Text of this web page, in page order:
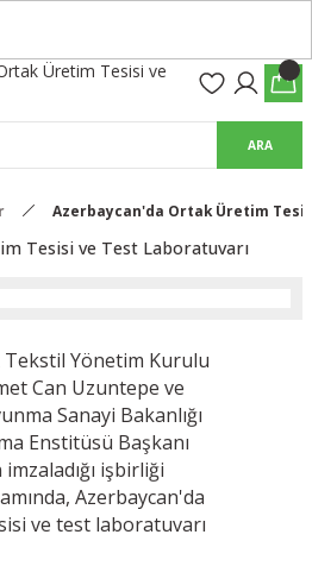
ARA
Azerbaycan'da Ortak Üretim
Tesisi ve Test Laboratuvarı
Tekstil Yönetim Kurulu
Can Uzuntepe ve
Sanayi Bakanlığı
Enstitüsü Başkanı
işbirliği
Azerbaycan'da
ve test laboratuvarı